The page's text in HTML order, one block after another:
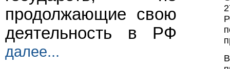
продолжающие свою
деятельность в РФ
далее...